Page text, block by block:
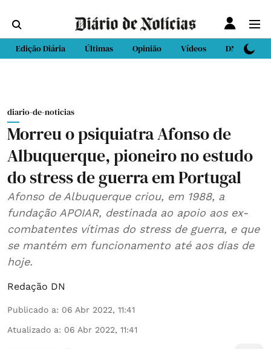
Edição Diária Últimas Opinião Vídeos DN Sport
diario-de-noticias
Morreu o psiquiatra Afonso de
Albuquerque, pioneiro no estudo
do stress de guerra em Portugal
Afonso de Albuquerque criou, em 1988, a
fundação APOIAR, destinada ao apoio aos ex-
combatentes vítimas do stress de guerra, e que
se mantém em funcionamento até aos dias de
hoje.
Redação DN
Publicado a: 06 Abr 2022, 11:41
Atualizado a: 06 Abr 2022, 11:41